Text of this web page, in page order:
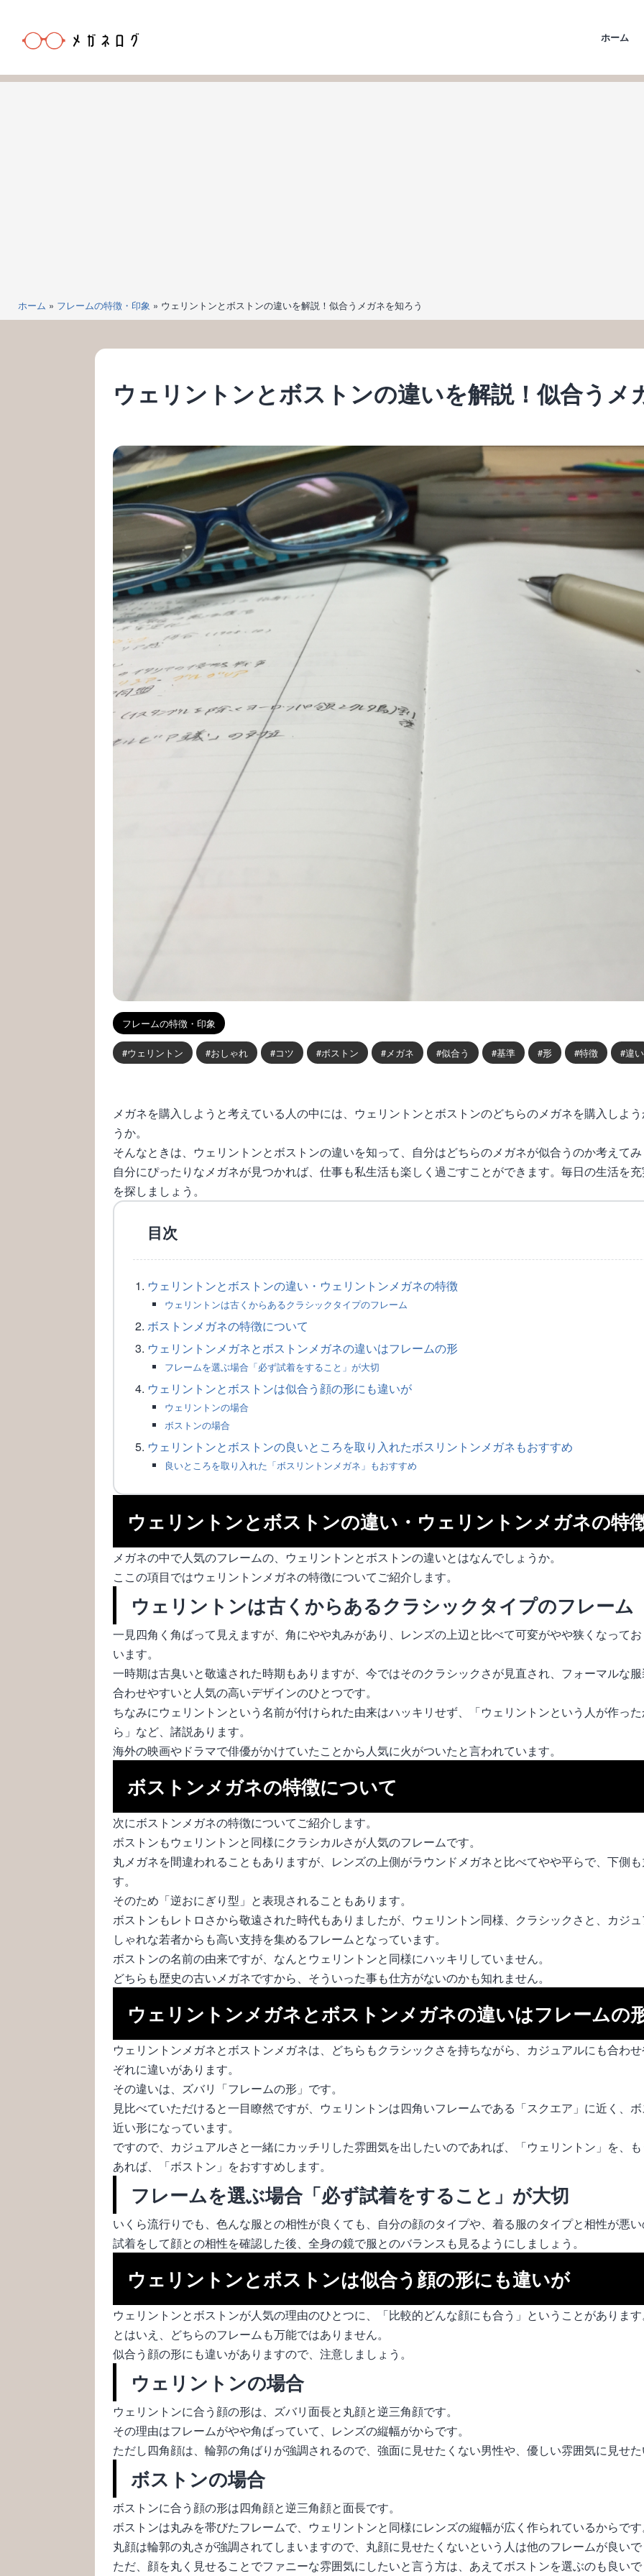
ツ メ
ホーム
ホーム » フレームの特徴・印象 » ウェリントンとボストンの違いを解説！似合うメガネを知ろう
ウェリントンとボストンの違いを解説！似合うメ
フレームの特徴・印象
ウェリントン おしゃれ コツ ボストン メガネ 似合う 基準 形 特徴 違い
メガネを購入しようと考えている人の中には、ウェリントンとボストンのどちらのメガネを購入しよ
うか。
そんなときは、ウェリントンとボストンの違いを知って、自分はどちらのメガネが似合うのか考えて
自分にぴったりなメガネが見つかれば、仕事も私生活も楽しく過ごすことができます。毎日の生活を
を探しましょう。
目次
ウェリントンとボストンの違い・ウェリントンメガネの特徴
ウェリントンは古くからあるクラシックタイプのフレーム
ボストンメガネの特徴について
ウェリントンメガネとボストンメガネの違いはフレームの形
フレームを選ぶ場合「必ず試着をすること」が大切
ウェリントンとボストンは似合う顔の形にも違いが
ウェリントンの場合
ボストンの場合
ウェリントンとボストンの良いところを取り入れたボスリントンメガネもおすすめ
良いところを取り入れた「ボスリントンメガネ」もおすすめ
ウェリントンとボストンの違い・ウェリントンメガネの特
メガネの中で人気のフレームの、ウェリントンとボストンの違いとはなんでしょうか。
ここの項目ではウェリントンメガネの特徴についてご紹介します。
ウェリントンは古くからあるクラシックタイプのフレーム
一見四角く角ばって見えますが、角にやや丸みがあり、レンズの上辺と比べて可変がやや狭くなって
います。
一時期は古臭いと敬遠された時期もありますが、今ではそのクラシックさが見直され、フォーマルな
合わせやすいと人気の高いデザインのひとつです。
ちなみにウェリントンという名前が付けられた由来はハッキリせず、「ウェリントンという人が作っ
ら」など、諸説あります。
海外の映画やドラマで俳優がかけていたことから人気に火がついたと言われています。
ボストンメガネの特徴について
次にボストンメガネの特徴についてご紹介します。
ボストンもウェリントンと同様にクラシカルさが人気のフレームです。
丸メガネを間違われることもありますが、レンズの上側がラウンドメガネと比べてやや平らで、下側
す。
そのため「逆おにぎり型」と表現されることもあります。
ボストンもレトロさから敬遠された時代もありましたが、ウェリントン同様、クラシックさと、カジ
しゃれな若者からも高い支持を集めるフレームとなっています。
ボストンの名前の由来ですが、なんとウェリントンと同様にハッキリしていません。
どちらも歴史の古いメガネですから、そういった事も仕方がないのかも知れません。
ウェリントンメガネとボストンメガネの違いはフレームの
ウェリントンメガネとボストンメガネは、どちらもクラシックさを持ちながら、カジュアルにも合わ
ぞれに違いがあります。
その違いは、ズバリ「フレームの形」です。
見比べていただけると一目瞭然ですが、ウェリントンは四角いフレームである「スクエア」に近く、
近い形になっています。
ですので、カジュアルさと一緒にカッチリした雰囲気を出したいのであれば、「ウェリントン」を、
あれば、「ボストン」をおすすめします。
フレームを選ぶ場合「必ず試着をすること」が大切
いくら流行りでも、色んな服との相性が良くても、自分の顔のタイプや、着る服のタイプと相性が悪
試着をして顔との相性を確認した後、全身の鏡で服とのバランスも見るようにしましょう。
ウェリントンとボストンは似合う顔の形にも違いが
ウェリントンとボストンが人気の理由のひとつに、「比較的どんな顔にも合う」ということがありま
とはいえ、どちらのフレームも万能ではありません。
似合う顔の形にも違いがありますので、注意しましょう。
ウェリントンの場合
ウェリントンに合う顔の形は、ズバリ面長と丸顔と逆三角顔です。
その理由はフレームがやや角ばっていて、レンズの縦幅がからです。
ただし四角顔は、輪郭の角ばりが強調されるので、強面に見せたくない男性や、優しい雰囲気に見せ
ボストンの場合
ボストンに合う顔の形は四角顔と逆三角顔と面長です。
ボストンは丸みを帯びたフレームで、ウェリントンと同様にレンズの縦幅が広く作られているからで
丸顔は輪郭の丸さが強調されてしまいますので、丸顔に見せたくないという人は他のフレームが良い
ただ、顔を丸く見せることでファニーな雰囲気にしたいと言う方は、あえてボストンを選ぶのも良い